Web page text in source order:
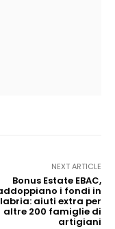
NEXT ARTICLE
Bonus Estate EBAC,
i fondi in
aiuti extra per
altre 200 famiglie di
artigiani